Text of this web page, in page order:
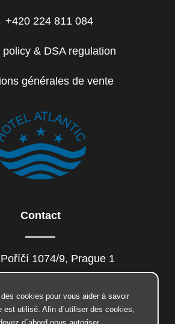
+420 224 811 084
policy & DSA regulation
générales de vente
Contact
1074/9, Prague 1
facebook
cookies pour vous aider à savoir
est utilisé. Afin d´utiliser des cookies,